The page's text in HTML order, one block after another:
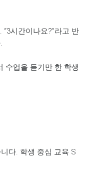
시간이나요?”라고 반
수업을 듣기만 한 학생
다. 학생 중심 교육 S